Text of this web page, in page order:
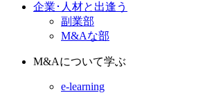
企業･人材と出逢う
副業部
M&Aな部
M&Aについて学ぶ
e-learning